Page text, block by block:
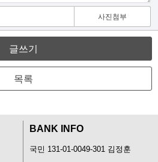
사진첨부
글쓰기
목록
BANK INFO
국민 131-01-0049-301 김정훈